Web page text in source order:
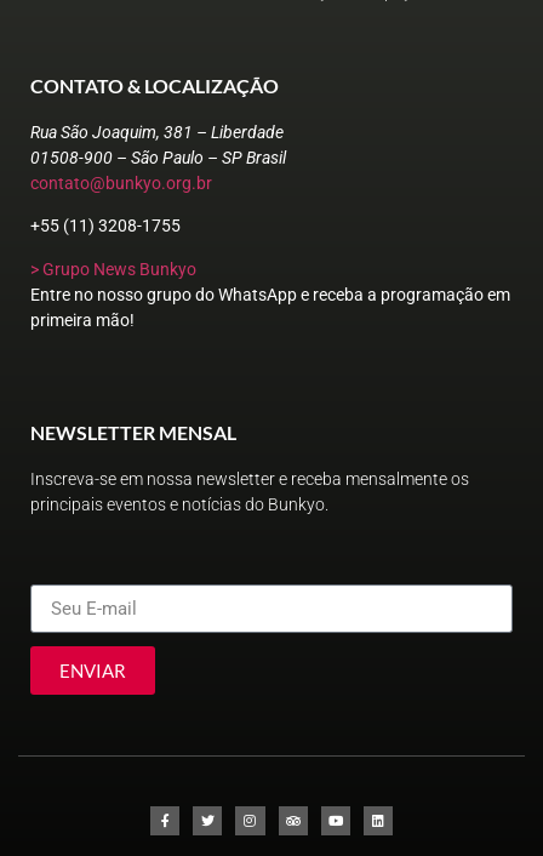
CONTATO & LOCALIZAÇÃO
Rua São Joaquim, 381 – Liberdade
01508-900 – São Paulo – SP Brasil
contato@bunkyo.org.br
+55 (11) 3208-1755
> Grupo News Bunkyo
Entre no nosso grupo do WhatsApp e receba a programação em
primeira mão!
NEWSLETTER MENSAL
Inscreva-se em nossa newsletter e receba mensalmente os
principais eventos e notícias do Bunkyo.
ENVIAR